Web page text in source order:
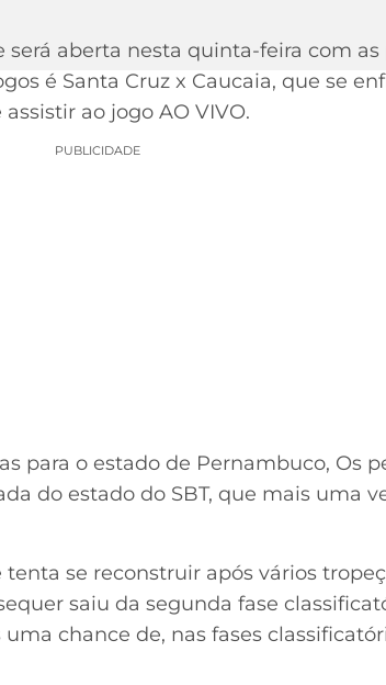
será aberta nesta quinta-feira com
é Santa Cruz x Caucaia, que se
ao jogo AO VIVO.
PUBLICIDADE
para o estado de Pernambuco, Os
do estado do SBT, que mais uma
se reconstruir após vários
saiu da segunda fase
chance de, nas fases